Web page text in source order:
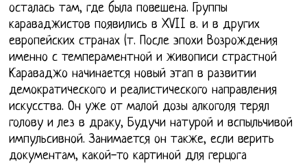
осталась там, где была повешена. Группы
караваджистов появились в XVII в. и в других
европейских странах (т. После эпохи Возрождения
именно с темпераментной и живописи страстной
Караваджо начинается новый этап в развитии
демократического и реалистического направления
искусства. Он уже от малой дозы алкоголя терял
голову и лез в драку, Будучи натурой и вспыльчивой
импульсивной. Занимается он также, если верить
документам, какой-то картиной для герцога